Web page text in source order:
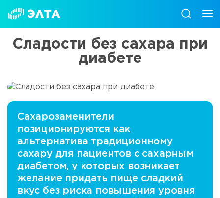
Сладости без сахара при
диабете
Сахарозаменители
позиционируются как
альтернатива традиционному
сахару для пациентов с сахарным
диабетом, у которых возникает
желание придать пище сладкий
вкус без риска повышения уровня